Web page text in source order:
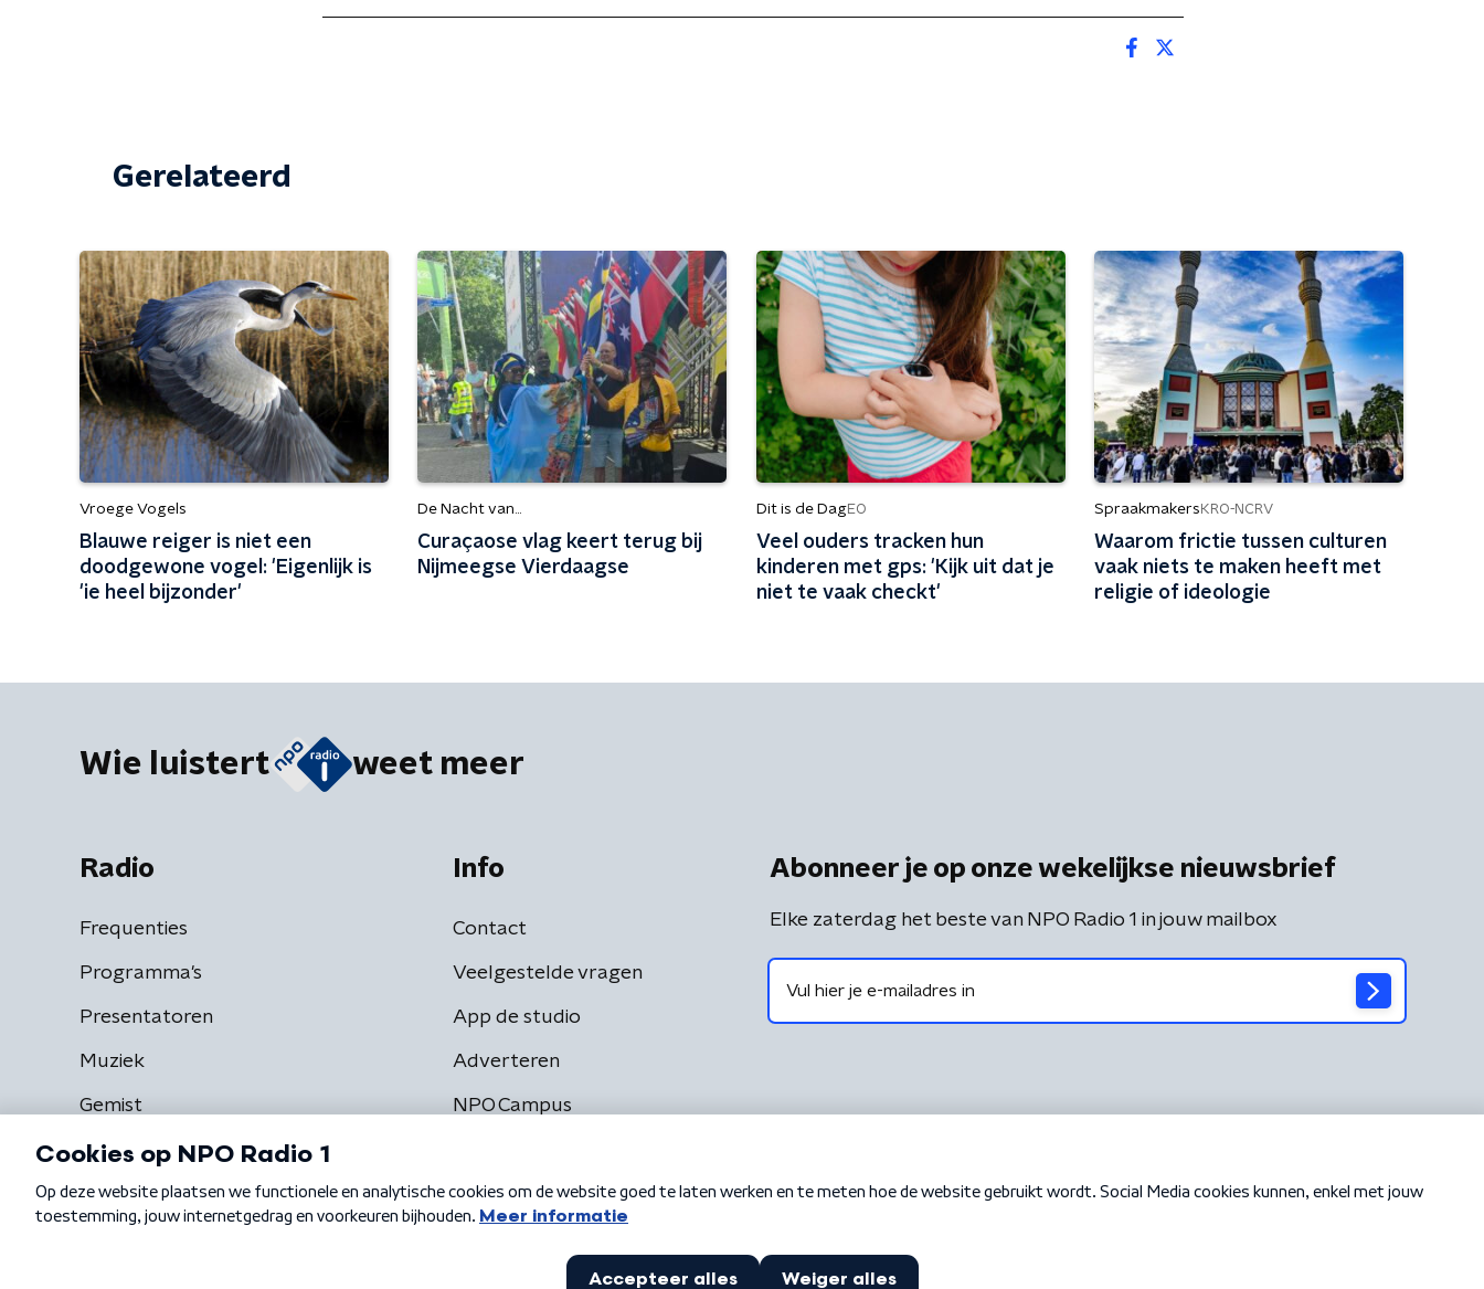
Gerelateerd
Vroege Vogels
Blauwe reiger is niet een
doodgewone vogel: 'Eigenlijk is
'ie heel bijzonder'
De Nacht van...
Curaçaose vlag keert terug bij
Nijmeegse Vierdaagse
Dit is de DagEO
Veel ouders tracken hun
kinderen met gps: 'Kijk uit dat je
niet te vaak checkt'
Spraakmakers KRO-NCRV
Waarom frictie tussen culturen
vaak niets te maken heeft met
religie of ideologie
Wie luistert weet meer
Radio
Frequenties
Programma's
Presentatoren
Muziek
Gemist
Info
Contact
Veelgestelde vragen
App de studio
Adverteren
NPO Campus
Abonneer je op onze wekelijkse nieuwsbrief
Elke zaterdag het beste van NPO Radio 1 in jouw mailbox
Algemene voorwaarden Privacybeleid